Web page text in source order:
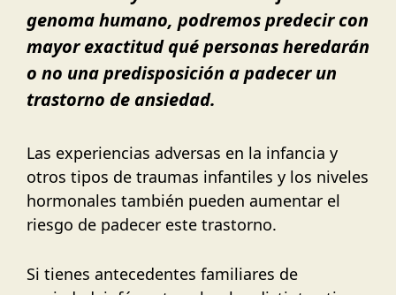
genoma humano, podremos predecir con
mayor exactitud qué personas heredarán
o no una predisposición a padecer un
trastorno de ansiedad.
Las experiencias adversas en la infancia y
otros tipos de traumas infantiles y los niveles
hormonales también pueden aumentar el
riesgo de padecer este trastorno.
Si tienes antecedentes familiares de